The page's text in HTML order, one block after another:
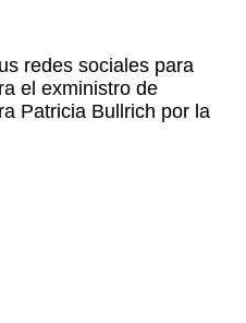
redes sociales para
el exministro de
Patricia Bullrich por la